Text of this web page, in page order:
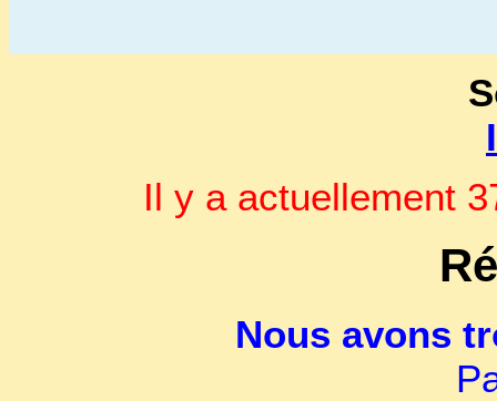
Il y a actuellement
Nous avons